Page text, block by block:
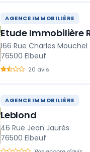
AGENCE IMMOBILIÈRE
Etude Immobilière
166 Rue Charles Mouchel
76500 Elbeuf
20 avis
AGENCE IMMOBILIÈRE
Leblond
46 Rue Jean Jaurès
76500 Elbeuf